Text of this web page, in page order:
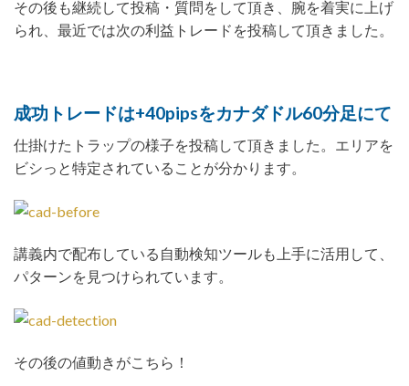
その後も継続して投稿・質問をして頂き、腕を着実に上げ
られ、最近では次の利益トレードを投稿して頂きました。
成功トレードは+40pipsをカナダドル60分足にて
仕掛けたトラップの様子を投稿して頂きました。エリアを
ビシっと特定されていることが分かります。
講義内で配布している自動検知ツールも上手に活用して、
パターンを見つけられています。
その後の値動きがこちら！